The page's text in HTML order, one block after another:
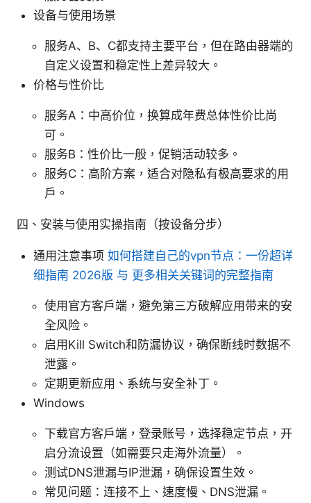
设备与使用场景
服务A、B、C都支持主要平台，但在路由器端的
自定义设置和稳定性上差异较大。
价格与性价比
服务A：中高价位，换算成年费总体性价比尚
可。
服务B：性价比一般，促销活动较多。
服务C：高阶方案，适合对隐私有极高要求的用
户。
四、安装与使用实操指南（按设备分步）
通用注意事项 如何搭建自己的vpn节点：一份超详
细指南 2026版 与 更多相关关键词的完整指南
使用官方客户端，避免第三方破解应用带来的安
全风险。
启用Kill Switch和防漏协议，确保断线时数据不
泄露。
定期更新应用、系统与安全补丁。
Windows
下载官方客户端，登录账号，选择稳定节点，开
启分流设置（如需要只走海外流量）。
测试DNS泄漏与IP泄漏，确保设置生效。
常见问题：连接不上、速度慢、DNS泄漏。